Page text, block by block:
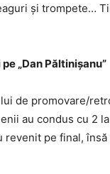
şi trompete…
„Dan Păltinişanu”
de promovare/
au condus cu 2
revenit pe final,